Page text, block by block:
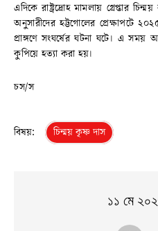
এদিকে রাষ্ট্রদ্রোহ মামলায় গ্রেপ্তার
অনুসারীদের হট্টগোলের প্রেক্ষাপটে
প্রাঙ্গণে সংঘর্ষের ঘটনা ঘটে। এ
কুপিয়ে হত্যা করা হয়।
চস/স
বিষয়: চিন্ময় কৃষ্ণ দাস
১১ মে